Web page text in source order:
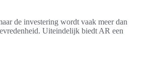
de investering wordt vaak meer dan
Uiteindelijk biedt AR een